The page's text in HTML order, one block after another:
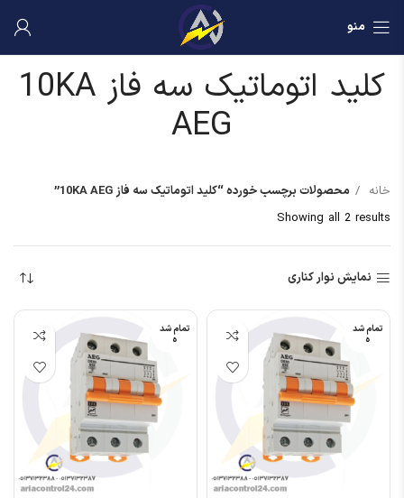
منو
کلید اتوماتیک سه فاز 10KA
AEG
خانه
محصولات برچسب خورده “کلید اتوماتیک سه فاز 10KA AEG”
Showing all 2 results
نمایش نوار کناری
تمام شد
ه
تمام شد
ه